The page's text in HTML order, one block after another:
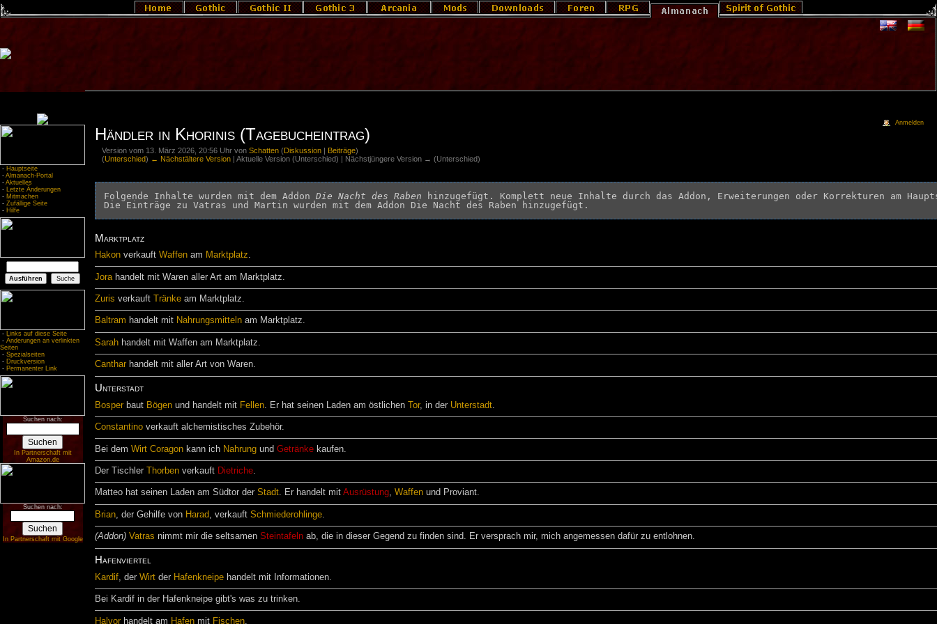
- Hauptseite
- Almanach-Portal
- Aktuelles
- Letzte Änderungen
- Mitmachen
- Zufällige Seite
- Hilfe
- Links auf diese Seite
- Änderungen an verlinkten
Seiten
- Spezialseiten
- Druckversion
- Permanenter Link
Suchen nach:
In Partnerschaft mit
Amazon.de
Suchen nach:
In Partnerschaft mit Google
Händler in Khorinis (Tagebucheintrag)
Version vom 13. März 2026, 20:56 Uhr vonSchatten (Diskussion | Beiträge)
(Unterschied) ← Nächstältere Version | Aktuelle Version (Unterschied) | Nächstjüngere Version → (Unterschied)
Folgende Inhalte wurden mit dem Addon Die Nacht des Raben hinzugefügt. Komplett neue Inhalte durch das Addon, Erweiterungen oder Korrekturen am
Marktplatz
Hakonverkauft Waffenam Marktplatz.
Jorahandelt mit Waren aller Art am Marktplatz.
Zuris verkauft Tränkeam Marktplatz.
Baltram handelt mit Nahrungsmittelnam Marktplatz.
Sarahhandelt mit Waffen am Marktplatz.
Cantharhandelt mit aller Art von Waren.
Unterstadt
Bosperbaut Bögenund handelt mit Fellen. Er hat seinen Laden am östlichen Tor, in der Unterstadt.
Constantinoverkauft alchemistisches Zubehör.
Bei dem Wirt Coragonkann ich Nahrungund Getränkekaufen.
Der Tischler Thorbenverkauft Dietriche.
Matteo hat seinen Laden am Südtor der Stadt. Er handelt mit Ausrüstung, Waffenund Proviant.
Brian, der Gehilfe von Harad , verkauft Schmiederohlinge.
(Addon) Vatras nimmt mir die seltsamen Steintafelnab, die in dieser Gegend zu finden sind. Er versprach mir, mich angemessen dafür zu entlohnen.
Hafenviertel
Kardif, der Wirtder Hafenkneipehandelt mit Informationen.
Bei Kardif in der Hafenkneipe gibt's was zu trinken.
Halvorhandelt am Hafenmit Fischen.
Anmelden